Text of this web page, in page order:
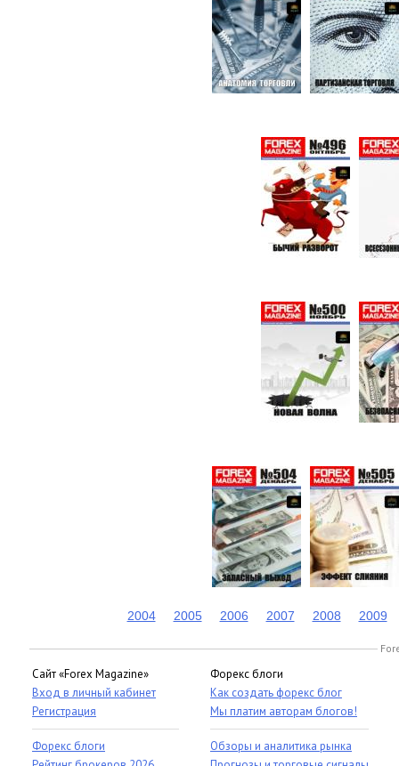
2004 2005 2006 2007 2008 2009
Сайт «Forex Magazine»
Вход в личный кабинет
Регистрация
Форекс блоги
Форекс блоги
Как создать форекс блог
Мы платим авторам блогов!
Обзоры и аналитика рынка